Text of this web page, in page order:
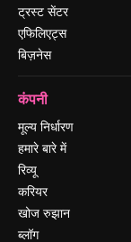
ट्रस्ट सेंटर
एफिलिएट्स
बिज़नेस
कंपनी
मूल्य निर्धारण
हमारे बारे में
रिव्यू
करियर
खोज रुझान
ब्लॉग